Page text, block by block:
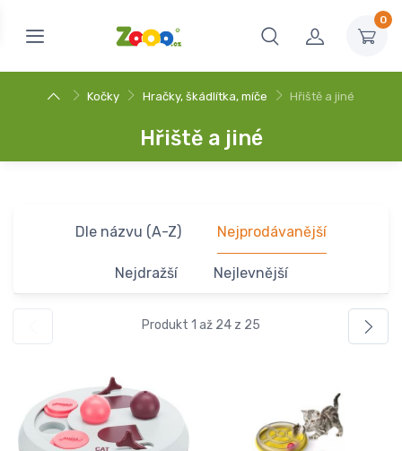
0
Kočky Hračky, škádlítka, míče Hřiště a jiné
Hřiště a jiné
Dle názvu (A-Z) Nejprodávanější
Nejdražší Nejlevnější
Produkt 1 až 24 z 25